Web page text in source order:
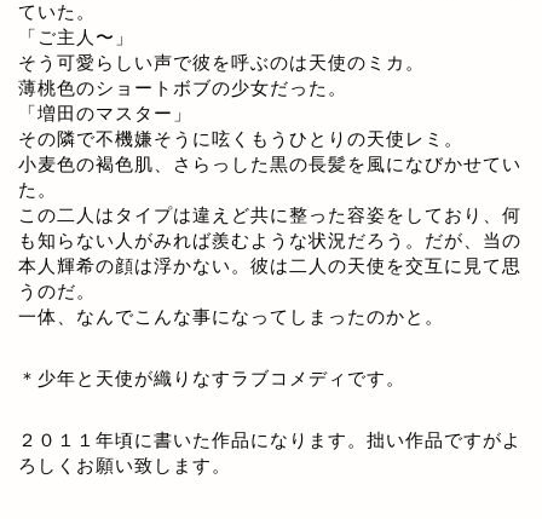
ていた。
「ご主人〜」
そう可愛らしい声で彼を呼ぶのは天使のミカ。
薄桃色のショートボブの少女だった。
「増田のマスター」
その隣で不機嫌そうに呟くもうひとりの天使レミ。
小麦色の褐色肌、さらっした黒の長髪を風になびかせてい
た。
この二人はタイプは違えど共に整った容姿をしており、何
も知らない人がみれば羨むような状況だろう。だが、当の
本人輝希の顔は浮かない。彼は二人の天使を交互に見て思
うのだ。
一体、なんでこんな事になってしまったのかと。
＊少年と天使が織りなすラブコメディです。
２０１１年頃に書いた作品になります。拙い作品ですがよ
ろしくお願い致します。